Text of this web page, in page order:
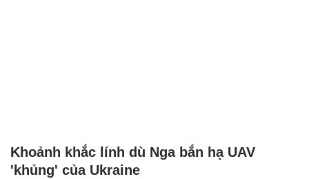
Khoảnh khắc lính dù Nga bắn hạ UAV
'khủng' của Ukraine